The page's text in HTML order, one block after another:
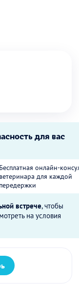
для вас
Бесплатная онлайн-
ветеринара для каждой
передержки
встрече, чтобы
на условия